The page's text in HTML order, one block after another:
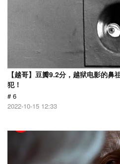
【越哥】豆瓣9.2分，越狱电影的鼻
犯！
# 6
2022-10-15 12:33